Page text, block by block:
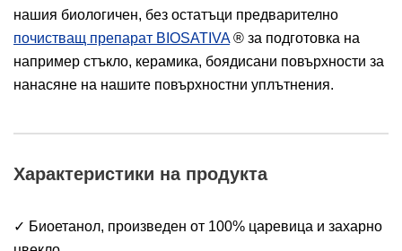
нашия биологичен, без остатъци предварително
почистващ препарат BIOSATIVA® за подготовка на
например стъкло, керамика, боядисани повърхности за
нанасяне на нашите повърхностни уплътнения.
Характеристики на продукта
✓ Биоетанол, произведен от 100% царевица и захарно